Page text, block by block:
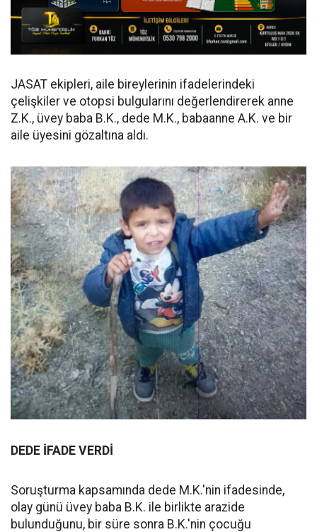
JASAT ekipleri, aile bireylerinin ifadelerindeki
çelişkiler ve otopsi bulgularını değerlendirerek anne
Z.K., üvey baba B.K., dede M.K., babaanne A.K. ve bir
aile üyesini gözaltına aldı.
DEDE İFADE VERDİ
Soruşturma kapsamında dede M.K.'nin ifadesinde,
olay günü üvey baba B.K. ile birlikte arazide
bulunduğunu, bir süre sonra B.K.'nin çocuğu